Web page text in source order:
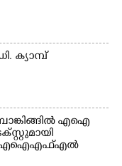
ക്യാമ്പ്
എഐ
ഐഐഎഫ്എൽ